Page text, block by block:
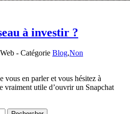
à investir ?
- Catégorie Blog,Non
vous en parler et vous hésitez à
utile d’ouvrir un Snapchat